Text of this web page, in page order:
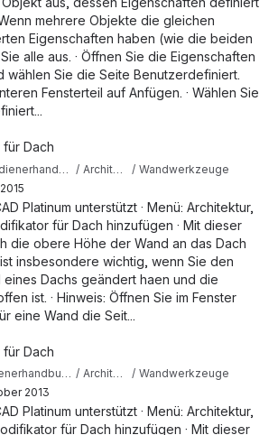
mehrere Objekte die gleichen
Eigenschaften haben (wie die beiden
alle aus. · Öffnen Sie die Eigenschaften
wählen Sie die Seite Benutzerdefiniert.
Fensterteil auf Anfügen. · Wählen Sie
Dach
Wandwerkzeuge
Platinum unterstützt · Menü: Architektur,
für Dach hinzufügen · Mit dieser
die obere Höhe der Wand an das Dach
insbesondere wichtig, wenn Sie den
Dachs geändert haen und die
ist. · Hinweis: Öffnen Sie im Fenster
eine Wand die Seit...
Dach
TurboCAD 20 Bedienerhandbuch (Deutsch) Architekturwerkzeuge Wandwerkzeuge
2013
Platinum unterstützt · Menü: Architektur,
für Dach hinzufügen · Mit dieser